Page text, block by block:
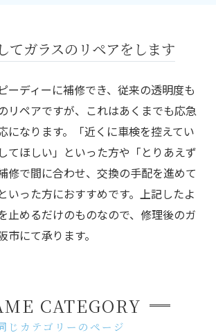
てガラスのリペアをします
ーディーに補修でき、従来の透明度も
リペアですが、これはあくまでも応急
になります。「近くに車検を控えてい
てほしい」といった方や「とりあえず
修で間に合わせ、交換の手配を進めて
いった方におすすめです。上記したよ
止めるだけのものなので、修理後のガ
市にて承ります。
じカテゴリーのページ
CATEGORY